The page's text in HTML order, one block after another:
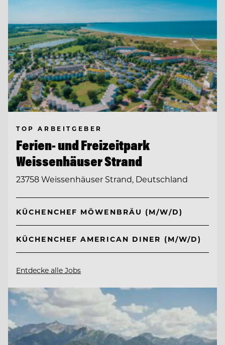
TOP ARBEITGEBER
Ferien- und Freizeitpark
Weissenhäuser Strand
23758 Weissenhäuser Strand, Deutschland
KÜCHENCHEF MÖWENBRÄU (M/W/D)
KÜCHENCHEF AMERICAN DINER (M/W/D)
Entdecke alle Jobs